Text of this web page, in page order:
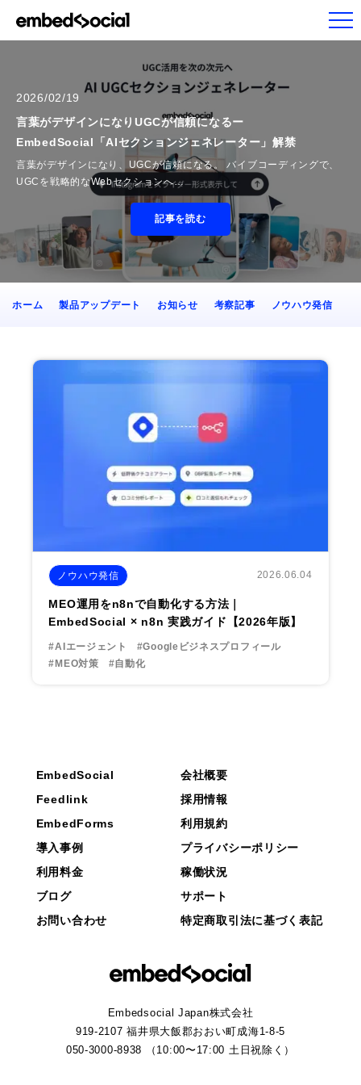
2026/02/19
言葉がデザインになりUGCが信頼になるー
EmbedSocial「AIセクションジェネレーター」解禁
言葉がデザインになり、UGCが信頼になる。 バイブコーディングで、
UGCを戦略的なWebセクションへ…
記事を読む
ホーム 製品アップデート お知らせ 考察記事 ノウハウ発信
ノウハウ発信 2026.06.04
MEO運用をn8nで自動化する方法｜
EmbedSocial × n8n 実践ガイド【2026年版】
#AIエージェント
#Googleビジネスプロフィール
#MEO対策
#自動化
Embedsocial Japan株式会社
919-2107 福井県大飯郡おおい町成海1-8-5
050-3000-8938 （10:00〜17:00 土日祝除く）
EmbedSocial
Feedlink
EmbedForms
導入事例
利用料金
ブログ
お問い合わせ
会社概要
採用情報
利用規約
プライバシーポリシー
稼働状況
サポート
特定商取引法に基づく表記